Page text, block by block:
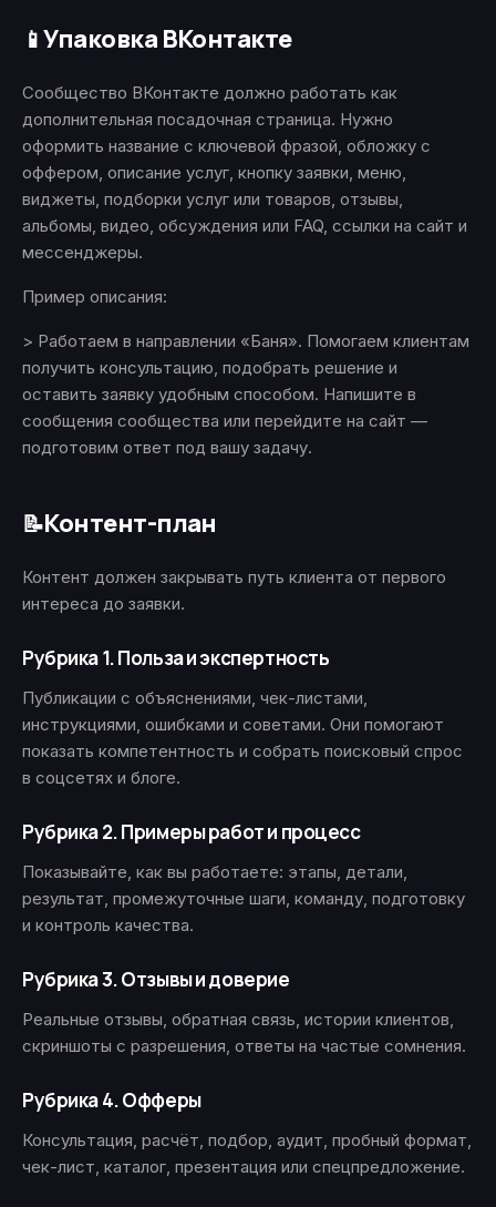
📱Упаковка ВКонтакте
Сообщество ВКонтакте должно работать как
дополнительная посадочная страница. Нужно
оформить название с ключевой фразой, обложку с
оффером, описание услуг, кнопку заявки, меню,
виджеты, подборки услуг или товаров, отзывы,
альбомы, видео, обсуждения или FAQ, ссылки на сайт и
мессенджеры.
Пример описания:
> Работаем в направлении «Баня». Помогаем клиентам
получить консультацию, подобрать решение и
оставить заявку удобным способом. Напишите в
сообщения сообщества или перейдите на сайт —
подготовим ответ под вашу задачу.
📝Контент-план
Контент должен закрывать путь клиента от первого
интереса до заявки.
Рубрика 1. Польза и экспертность
Публикации с объяснениями, чек-листами,
инструкциями, ошибками и советами. Они помогают
показать компетентность и собрать поисковый спрос
в соцсетях и блоге.
Рубрика 2. Примеры работ и процесс
Показывайте, как вы работаете: этапы, детали,
результат, промежуточные шаги, команду, подготовку
и контроль качества.
Рубрика 3. Отзывы и доверие
Реальные отзывы, обратная связь, истории клиентов,
скриншоты с разрешения, ответы на частые сомнения.
Рубрика 4. Офферы
Консультация, расчёт, подбор, аудит, пробный формат,
чек-лист, каталог, презентация или спецпредложение.